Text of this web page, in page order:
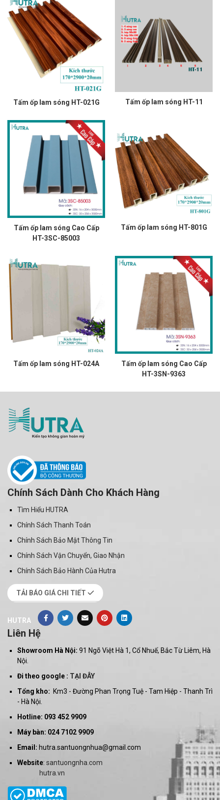
Tấm ốp lam sóng HT-021G Tấm ốp lam sóng HT-11
Tấm ốp lam sóng Cao Cấp
HT-3SC-85003
Tấm ốp lam sóng HT-801G
Tấm ốp lam sóng HT-024A
Tấm ốp lam sóng Cao Cấp
HT-3SN-9363
Chính Sách Dành Cho Khách Hàng
Tìm Hiểu HUTRA
Chính Sách Thanh Toán
Chính Sách Bảo Mật Thông Tin
Chính Sách Vận Chuyển, Giao Nhận
Chính Sách Bảo Hành Của Hutra
TẢI BÁO GIÁ CHI TIẾT
HUTRA
Liên Hệ
Showroom Hà Nội: 91 Ngõ Việt Hà 1, Cổ Nhuế, Bắc Từ Liêm, Hà
Nội.
Đi theo google : TẠI ĐÂY
Tổng kho: Km3 - Đường Phan Trọng Tuệ - Tam Hiệp - Thanh Trì
- Hà Nội.
Hotline: 093 452 9909
Máy bàn: 024 7102 9909
Email: hutra.santuongnhua@gmail.com
Website: santuongnha.com
hutra.vn